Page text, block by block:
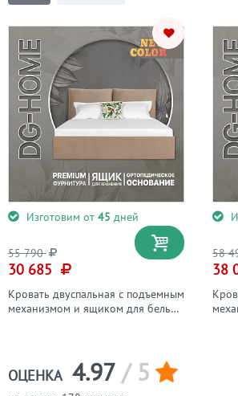
Изготовим от 45 дней
55 790
30 685
Кровать двуспальная с подъемным
механизмом и ящиком для белья
58
38
ОЦЕНКА 4.97 / 5